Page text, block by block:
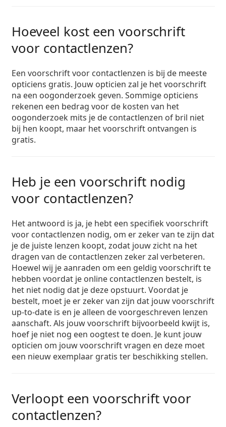
Prada
Hoeveel kost een voorschrift
voor contactlenzen?
Een voorschrift voor contactlenzen is bij de meeste
opticiens gratis. Jouw opticien zal je het voorschrift
na een oogonderzoek geven. Sommige opticiens
rekenen een bedrag voor de kosten van het
oogonderzoek mits je de contactlenzen of bril niet
bij hen koopt, maar het voorschrift ontvangen is
gratis.
Heb je een voorschrift nodig
voor contactlenzen?
Het antwoord is ja, je hebt een specifiek voorschrift
voor contactlenzen nodig, om er zeker van te zijn dat
je de juiste lenzen koopt, zodat jouw zicht na het
dragen van de contactlenzen zeker zal verbeteren.
Hoewel wij je aanraden om een geldig voorschrift te
hebben voordat je online contactlenzen bestelt, is
het niet nodig dat je deze opstuurt. Voordat je
bestelt, moet je er zeker van zijn dat jouw voorschrift
up-to-date is en je alleen de voorgeschreven lenzen
aanschaft. Als jouw voorschrift bijvoorbeeld kwijt is,
hoef je niet nog een oogtest te doen. Je kunt jouw
opticien om jouw voorschrift vragen en deze moet
een nieuw exemplaar gratis ter beschikking stellen.
Verloopt een voorschrift voor
contactlenzen?